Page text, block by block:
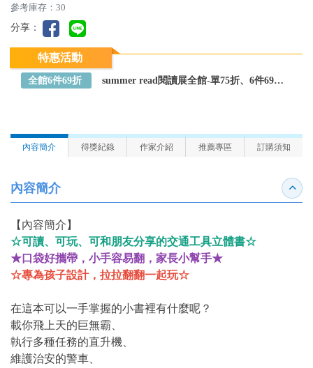
參考庫存：30
分享：
特惠活動
全館6件69折 summer read閱讀展全館-單75折、6件69折～全館任選
內容簡介 得獎紀錄 作家介紹 推薦專區 訂購須知
內容簡介 收合
【內容簡介】
☆可讀、可玩、可和朋友分享的交通工具立體書☆
★口袋好攜帶，小手容易翻，家長小幫手★
☆專為孩子設計，拉拉翻翻一起玩☆
在這本可以一手掌握的小書裡有什麼呢？
載你飛上天的巨無霸、
執行多種任務的直升機、
維護治安的警車、